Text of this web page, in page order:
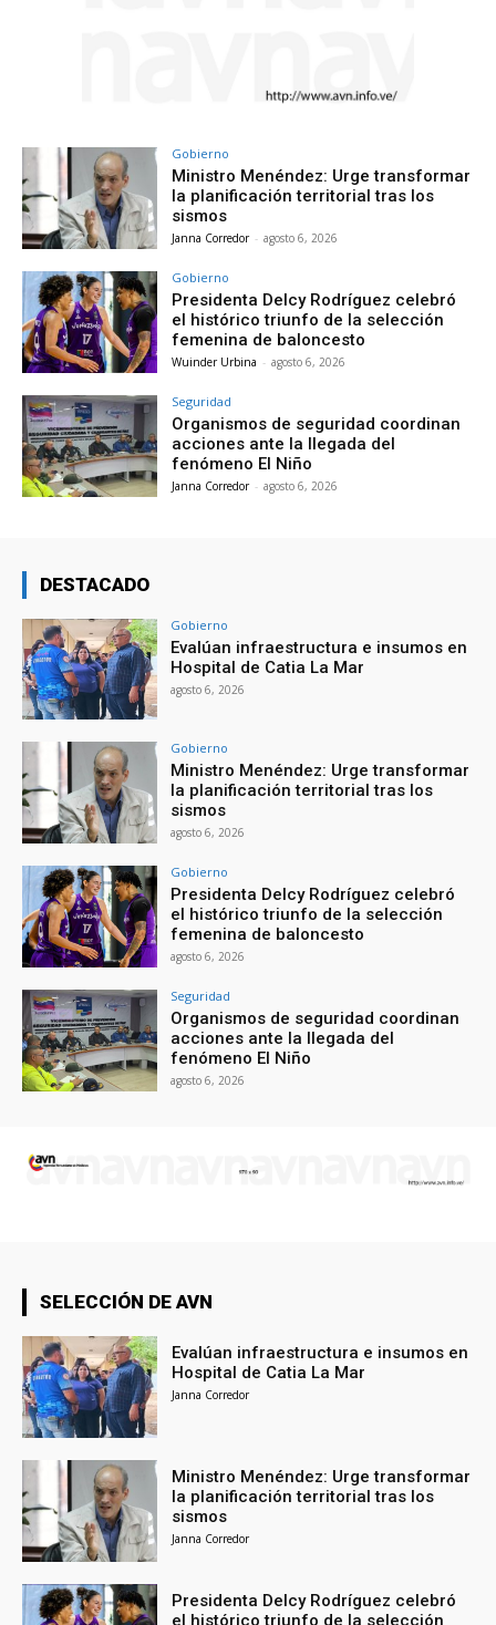
Gobierno
Ministro Menéndez: Urge transformar
la planificación territorial tras los
sismos
Janna Corredor - agosto 6, 2026
Gobierno
Presidenta Delcy Rodríguez celebró
el histórico triunfo de la selección
femenina de baloncesto
Wuinder Urbina - agosto 6, 2026
Seguridad
Organismos de seguridad coordinan
acciones ante la llegada del
fenómeno El Niño
Janna Corredor - agosto 6, 2026
DESTACADO
Gobierno
Evalúan infraestructura e insumos en
Hospital de Catia La Mar
agosto 6, 2026
Gobierno
Ministro Menéndez: Urge transformar
la planificación territorial tras los
sismos
agosto 6, 2026
Gobierno
Presidenta Delcy Rodríguez celebró
el histórico triunfo de la selección
femenina de baloncesto
agosto 6, 2026
Seguridad
Organismos de seguridad coordinan
acciones ante la llegada del
fenómeno El Niño
agosto 6, 2026
SELECCIÓN DE AVN
Evalúan infraestructura e insumos en
Hospital de Catia La Mar
Janna Corredor
Ministro Menéndez: Urge transformar
la planificación territorial tras los
sismos
Janna Corredor
Presidenta Delcy Rodríguez celebró
el histórico triunfo de la selección